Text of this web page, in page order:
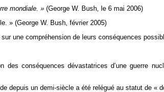
mondiale. » (George W. Bush, le 6 mai 2006)
» (George W. Bush, février 2005)
une compréhension de leurs conséquences
conséquences dévastatrices d’une guerre
depuis un demi-siècle a été relégué au statut de «